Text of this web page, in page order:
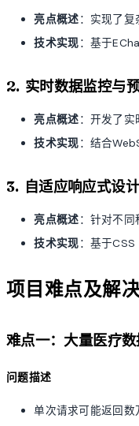
亮点概述：实现了
技术实现：基于
2. 实时数据监控与
亮点概述：开发了实
技术实现：结合
3. 自适应响应式设计
亮点概述：针对不同
技术实现：基于
项目难点及解
难点一：大量医疗
问题描述
单次请求可能返回数